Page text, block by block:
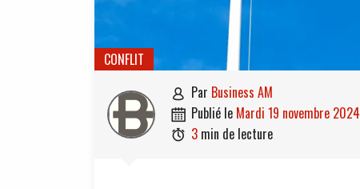
CONFLIT
 par Business AM
 publié le mardi 19 novembre 2024
 3 min de lecture